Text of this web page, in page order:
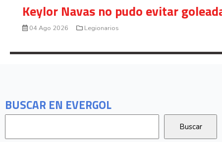
BUSCAR EN EVERGOL
Keylor Navas no pudo evitar
04 Ago 2026 Legionarios